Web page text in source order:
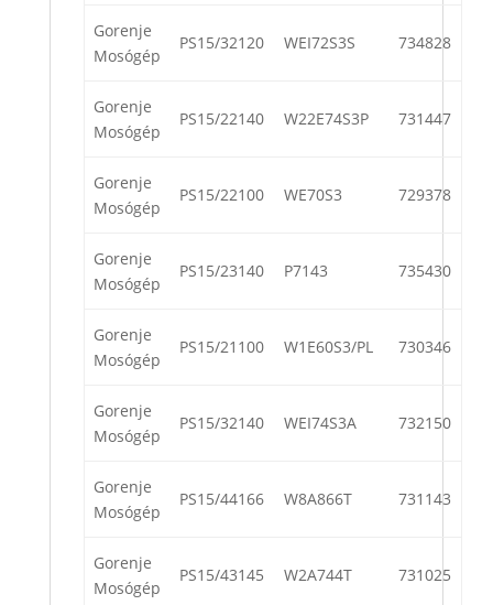
Gorenje
Mosógép
PS15/32120 WEI72S3S 734828
Gorenje
Mosógép
PS15/22140 W22E74S3P 731447
Gorenje
Mosógép
PS15/22100 WE70S3 729378
Gorenje
Mosógép
PS15/23140 P7143 735430
Gorenje
Mosógép
PS15/21100 W1E60S3/PL 730346
Gorenje
Mosógép
PS15/32140 WEI74S3A 732150
Gorenje
Mosógép
PS15/44166 W8A866T 731143
Gorenje
Mosógép
PS15/43145 W2A744T 731025